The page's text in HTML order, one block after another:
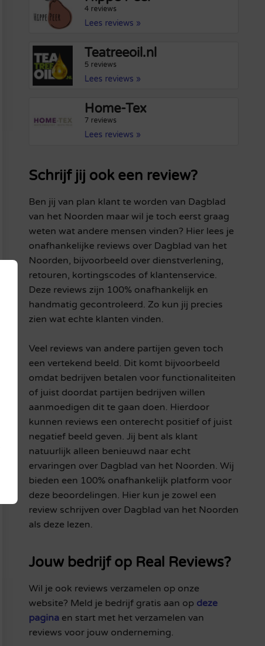
4 reviews
Lees reviews »
Teatreeoil.nl
5 reviews
Lees reviews »
Home-Tex
7 reviews
Lees reviews »
Schrijf jij ook een review?
Ben jij van plan klant te worden van Dagblad
van het Noorden maar wil je toch eerst graag
weten wat andere mensen vinden? Hier lees je
onafhankelijke reviews over Dagblad van het
Noorden, bijvoorbeeld over dienstverlening,
retouren, kortingscodes of klantenservice.
Deze reviews zijn 100% onafhankelijk en
handmatig gecontroleerd. Zo kun jij precies
zien wat echte klanten vinden.
Veel reviews van andere partijen geven toch
een vertekend beeld. Dit komt bijvoorbeeld
omdat bedrijven betalen voor functionaliteiten
of juist doordat partijen bedrijven willen
aanmoedigen dit te gaan doen. Hierdoor
kunnen reviews een onterecht positief of juist
negatief beeld geven. Jij bent als klant
natuurlijk alleen benieuwd naar echt
ervaringen over Dagblad van het Noorden. Wij
bieden een 100% onafhankelijk platform voor
deze beoordelingen. Hier kun je zowel een
review schrijven over Dagblad van het Noorden
als deze lezen.
Jouw bedrijf op Real Reviews?
Wil je ook reviews verzamelen op onze
website? Meld je bedrijf gratis aan op deze
paginaen start met het verzamelen van
reviews voor jouw onderneming.